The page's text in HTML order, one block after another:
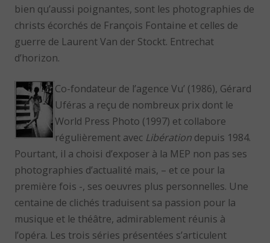
bien qu’aussi poignantes, sont les photographies de
christs écorchés de François Fontaine et celles de
guerre de Laurent Van der Stockt. Entrechat
d’horizon.
Co-fondateur de l’agence Vu’ (1986), Gérard
Uféras a reçu de nombreux prix dont le
World Press Photo (1997) et collabore
régulièrement avec Libération depuis 1984.
Pourtant, il a choisi d’exposer à la MEP non pas ses
photographies d’actualité mais, – et ce pour la
première fois -, ses oeuvres plus personnelles. Une
centaine de clichés traduisent sa passion pour la
musique et le théâtre, admirablement réunis à
l’opéra. Les trois séries présentées s’articulent